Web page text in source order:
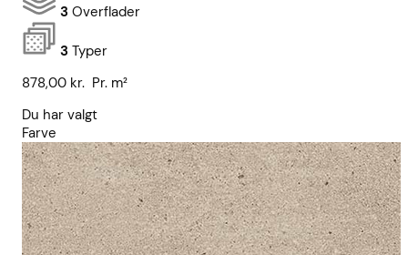
3 Overflader
3 Typer
878,00 kr. Pr. m²
Du har valgt
Farve